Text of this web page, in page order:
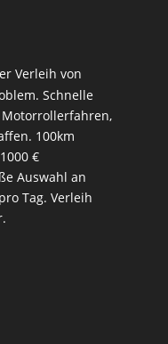
Verleih von
Schnelle
100km
€
Auswahl an
Tag. Verleih